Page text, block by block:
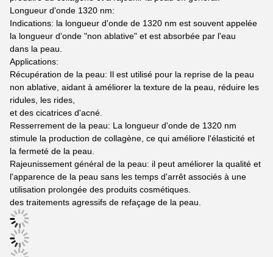
Longueur d'onde 1320 nm:
Indications: la longueur d'onde de 1320 nm est souvent appelée
la longueur d'onde "non ablative" et est absorbée par l'eau
dans la peau.
Applications:
Récupération de la peau: Il est utilisé pour la reprise de la peau
non ablative, aidant à améliorer la texture de la peau, réduire les
ridules, les rides,
et des cicatrices d'acné.
Resserrement de la peau: La longueur d'onde de 1320 nm
stimule la production de collagène, ce qui améliore l'élasticité et
la fermeté de la peau.
Rajeunissement général de la peau: il peut améliorer la qualité et
l'apparence de la peau sans les temps d'arrêt associés à une
utilisation prolongée des produits cosmétiques.
des traitements agressifs de refaçage de la peau.